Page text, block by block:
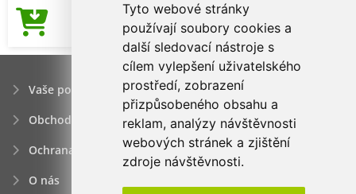
Tyto webové stránky
používají soubory cookies a
další sledovací nástroje s
cílem vylepšení uživatelského
prostředí, zobrazení
přizpůsobeného obsahu a
reklam, analýzy návštěvnosti
webových stránek a zjištění
zdroje návštěvnosti.
Cena od343,29Kč
Vaše poptávka
Obchodní podmínky
Ochrana osobních údajú
O nás